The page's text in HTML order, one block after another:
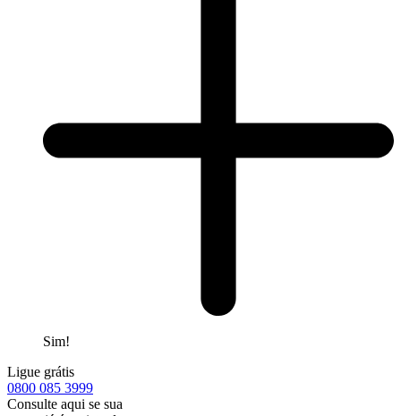
Sim!
Ligue grátis
0800 085 3999
Consulte aqui se sua